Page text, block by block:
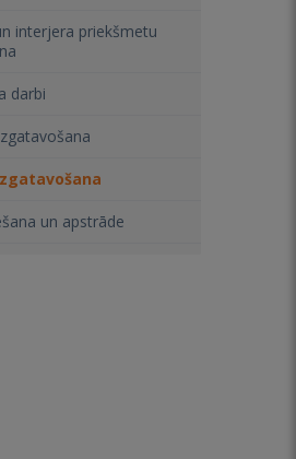
interjera priekšmetu
darbi
un apstrāde